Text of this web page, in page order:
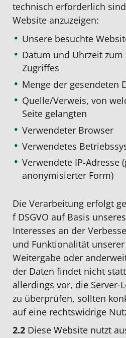
technisch erforderlich
Website anzuzeigen:
Unsere besuchte
Datum und Uhrzeit zum
Zugriffes
Menge der gesendeten
Quelle/Verweis, von
Seite gelangten
Verwendeter Browser
Verwendetes
Verwendete IP-Adresse
anonymisierter Form)
Die Verarbeitung erfolgt
f DSGVO auf Basis
Interesses an der
und Funktionalität
Weitergabe oder
der Daten findet nicht
allerdings vor, die Server-
zu überprüfen, sollten
auf eine rechtswidrige
2.2 Diese Website nutzt